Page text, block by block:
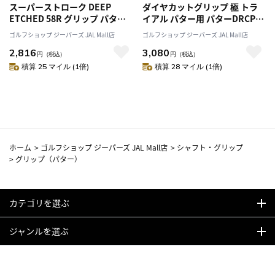
スーパーストローク DEEP
ETCHED 58R グリップ パター
グリップ ゴルフ リペア
SuperStroke 2025年モデル 正
規品
ゴルフショップ ジーパーズ JAL Mall店
2,816 円 （税込）
積算 25 マイル (1倍)
ダイヤカットグリップ 極 トラ
イアル パター用 パターDRCP
PIS ゴルフ グリップ 日本正規品
ゴルフショップ ジーパーズ JAL Mall店
3,080 円 （税込）
積算 28 マイル (1倍)
ホーム > ゴルフショップ ジーパーズ JAL Mall店 > シャフト・グリップ
> グリップ（パター）
カテゴリを選ぶ
ジャンルを選ぶ